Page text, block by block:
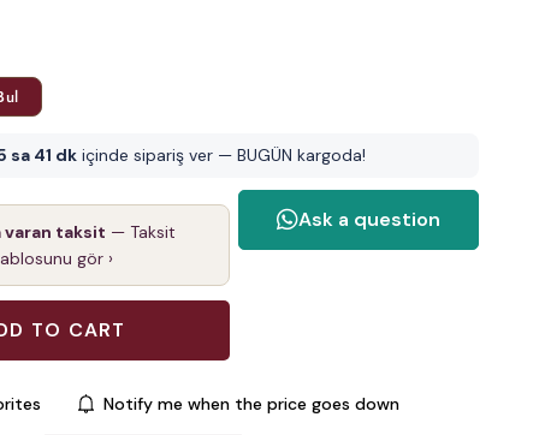
sa 41 dkiçinde sipariş ver — BUGÜN kargoda!
varan taksit — Taksit
gör ›
Notify me when the price goes down